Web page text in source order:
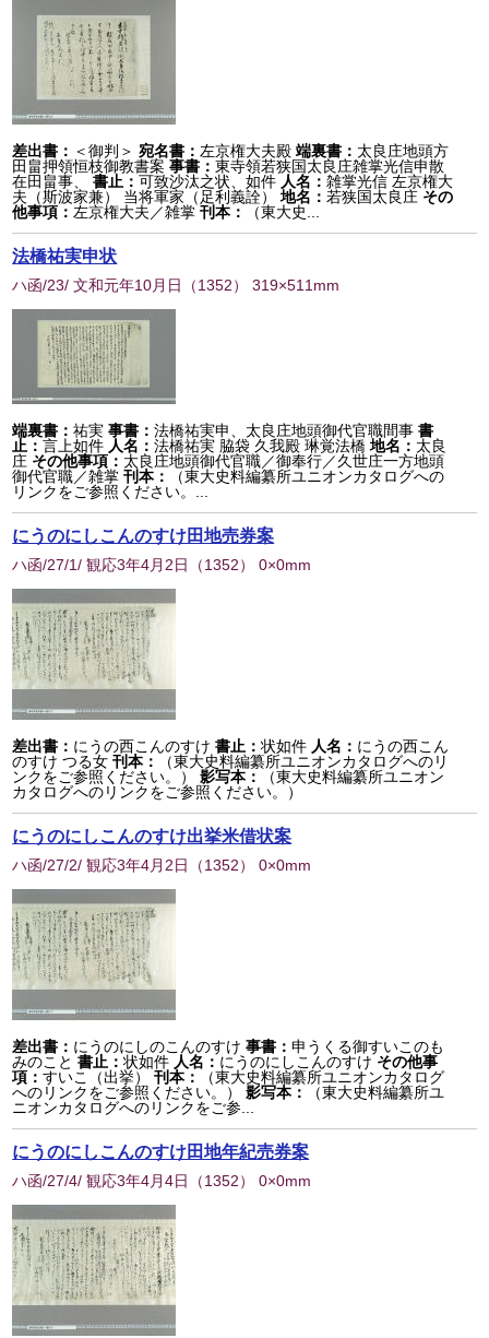
差出書： ＜御判＞ 宛名書： 左京権大夫殿 端裏書： 太良庄地頭方
田畠押領恒枝御教書案 事書：東寺領若狭国太良庄雑掌光信申散
在田畠事、
書止：可致沙汰之状、如件 人名：雑掌光信 左京権大
夫（斯波家兼） 当将軍家（足利義詮）
地名：若狭国太良庄 その
他事項： 左京権大夫／雑掌 刊本： （東大史...
法橋祐実申状
ハ函/23/ 文和元年10月日 （1352） 319×511mm
端裏書：祐実 事書：法橋祐実申、太良庄地頭御代官職間事 書
止：言上如件 人名：法橋祐実 脇袋 久我殿 琳覚法橋 地名： 太良
庄 その他事項： 太良庄地頭御代官職／御奉行／久世庄一方地頭
御代官職／雑掌 刊本：
（東大史料編纂所ユニオンカタログへの
リンクをご参照ください。...
にうのにしこんのすけ田地売券案
ハ函/27/1/ 観応3年4月2日 （1352） 0×0mm
差出書： にうの西こんのすけ 書止：状如件 人名： にうの西こん
のすけ つる女 刊本：
（東大史料編纂所ユニオンカタログへのリ
ンクをご参照ください。）
影写本：
（東大史料編纂所ユニオン
カタログへのリンクをご参照ください。）
にうのにしこんのすけ出挙米借状案
ハ函/27/2/ 観応3年4月2日 （1352） 0×0mm
差出書： にうのにしのこんのすけ 事書：申うくる御すいこのも
みのこと 書止：状如件 人名： にうのにしこんのすけ その他事
項：すいこ（出挙） 刊本：
（東大史料編纂所ユニオンカタログ
へのリンクをご参照ください。）
影写本：
（東大史料編纂所ユ
ニオンカタログへのリンクをご参...
にうのにしこんのすけ田地年紀売券案
ハ函/27/4/ 観応3年4月4日 （1352） 0×0mm